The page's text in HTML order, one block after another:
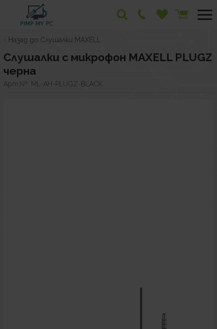
Назад до Слушалки MAXELL
Слушалки с микрофон MAXELL PLUGZ
черна
Арт.№: ML-AH-PLUGZ-BLACK